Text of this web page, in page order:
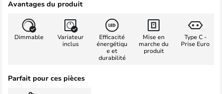
Avantages du produit
Dimmable
Variateur
inclus
Efficacité
énergétiqu
e et
durabilité
Mise en
marche du
produit
Type C -
Prise Euro
Parfait pour ces pièces